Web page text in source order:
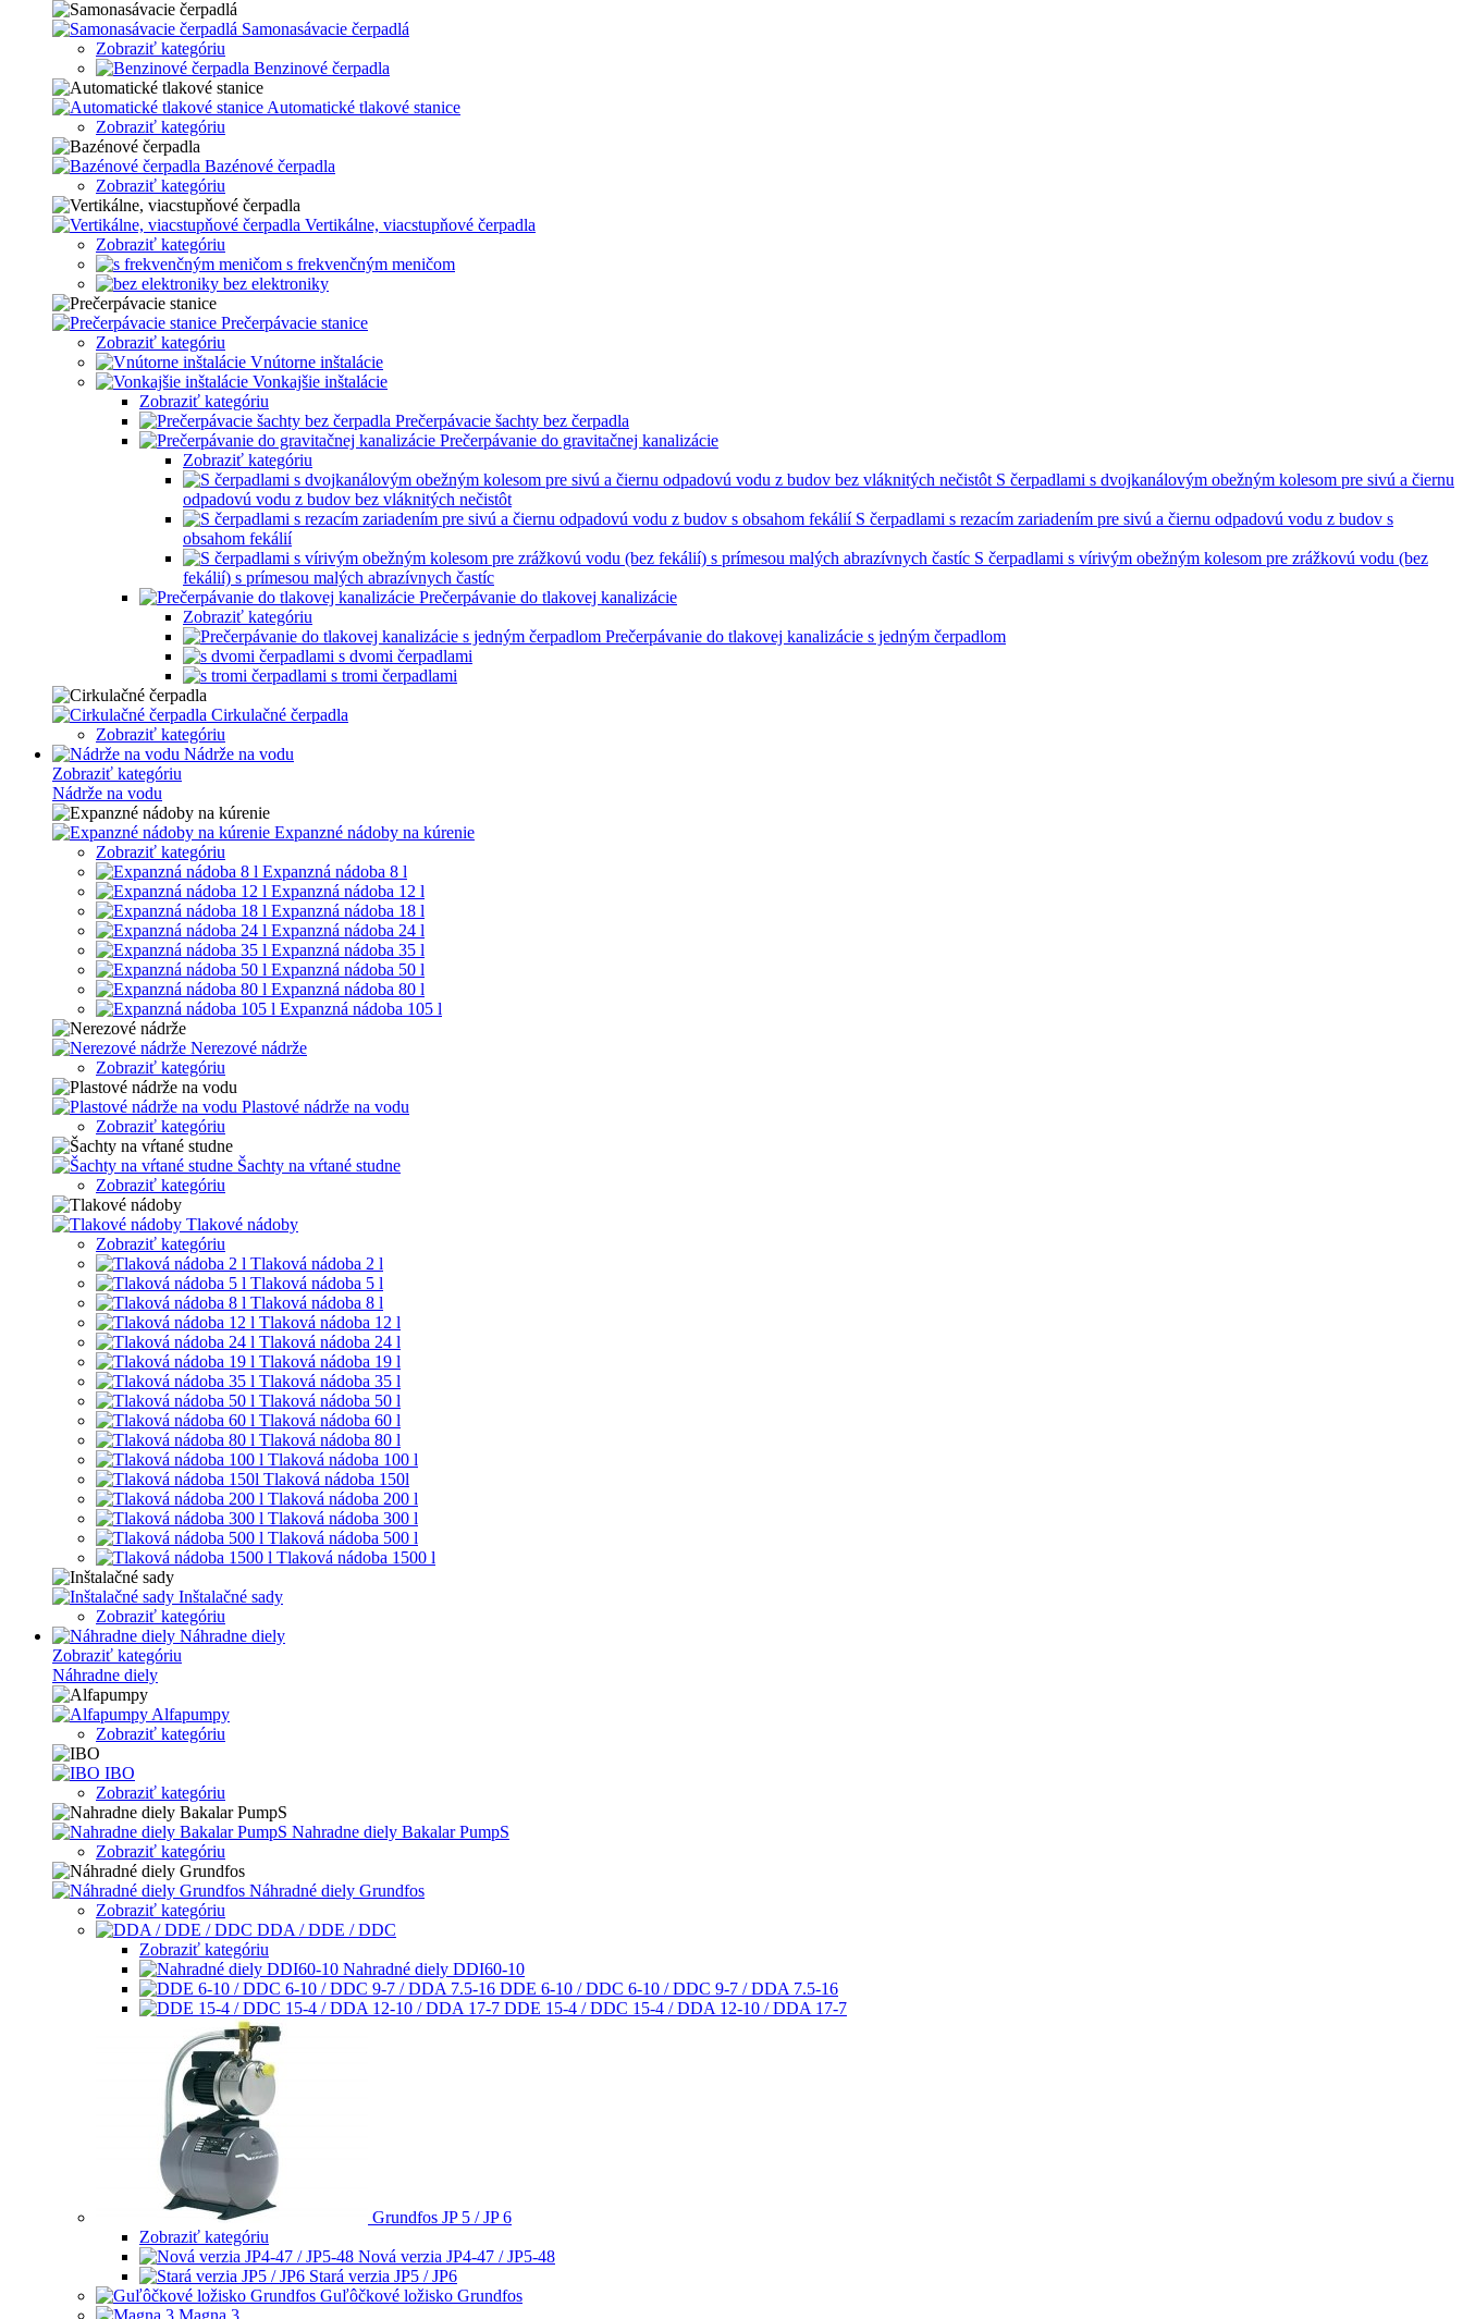
Samonasávacie čerpadlá
Zobraziť kategóriu
Benzinové čerpadla
Automatické tlakové stanice
Zobraziť kategóriu
Bazénové čerpadla
Zobraziť kategóriu
Vertikálne, viacstupňové čerpadla
Zobraziť kategóriu
s frekvenčným meničom
bez elektroniky
Prečerpávacie stanice
Zobraziť kategóriu
Vnútorne inštalácie
Vonkajšie inštalácie
Zobraziť kategóriu
Prečerpávacie šachty bez čerpadla
Prečerpávanie do gravitačnej kanalizácie
Zobraziť kategóriu
S čerpadlami s dvojkanálovým obežným kolesom pre sivú a čiernu
odpadovú vodu z budov bez vláknitých nečistôt
S čerpadlami s rezacím zariadením pre sivú a čiernu odpadovú vodu z budov s
obsahom fekálií
S čerpadlami s vírivým obežným kolesom pre zrážkovú vodu (bez
fekálií) s prímesou malých abrazívnych častíc
Prečerpávanie do tlakovej kanalizácie
Zobraziť kategóriu
Prečerpávanie do tlakovej kanalizácie s jedným čerpadlom
s dvomi čerpadlami
s tromi čerpadlami
Cirkulačné čerpadla
Zobraziť kategóriu
Nádrže na vodu
Zobraziť kategóriu
Nádrže na vodu
Expanzné nádoby na kúrenie
Zobraziť kategóriu
Expanzná nádoba 8 l
Expanzná nádoba 12 l
Expanzná nádoba 18 l
Expanzná nádoba 24 l
Expanzná nádoba 35 l
Expanzná nádoba 50 l
Expanzná nádoba 80 l
Expanzná nádoba 105 l
Nerezové nádrže
Zobraziť kategóriu
Plastové nádrže na vodu
Zobraziť kategóriu
Šachty na vŕtané studne
Zobraziť kategóriu
Tlakové nádoby
Zobraziť kategóriu
Tlaková nádoba 2 l
Tlaková nádoba 5 l
Tlaková nádoba 8 l
Tlaková nádoba 12 l
Tlaková nádoba 24 l
Tlaková nádoba 19 l
Tlaková nádoba 35 l
Tlaková nádoba 50 l
Tlaková nádoba 60 l
Tlaková nádoba 80 l
Tlaková nádoba 100 l
Tlaková nádoba 150l
Tlaková nádoba 200 l
Tlaková nádoba 300 l
Tlaková nádoba 500 l
Tlaková nádoba 1500 l
Inštalačné sady
Zobraziť kategóriu
Náhradne diely
Zobraziť kategóriu
Náhradne diely
Alfapumpy
Zobraziť kategóriu
IBO
Zobraziť kategóriu
Nahradne diely Bakalar PumpS
Zobraziť kategóriu
Náhradné diely Grundfos
Zobraziť kategóriu
DDA / DDE / DDC
Zobraziť kategóriu
Nahradné diely DDI60-10
DDE 6-10 / DDC 6-10 / DDC 9-7 / DDA 7.5-16
DDE 15-4 / DDC 15-4 / DDA 12-10 / DDA 17-7
Grundfos JP 5 / JP 6
Zobraziť kategóriu
Nová verzia JP4-47 / JP5-48
Stará verzia JP5 / JP6
Guľôčkové ložisko Grundfos
Magna 3